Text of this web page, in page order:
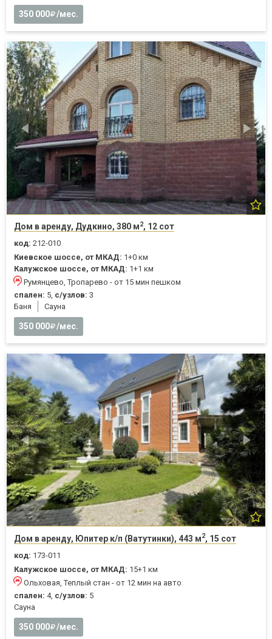
350 000 /мес.
Дом в аренду, Дудкино, 380 м2, 12 сот
код: 212-010
Киевское шоссе, от МКАД: 1+0 км
Калужское шоссе, от МКАД: 1+1 км
Румянцево, Тропарево - от 15 мин пешком
спален: 5, с/узлов: 3
Баня
Cауна
350 000 /мес.
Дом в аренду, Юпитер к/п (Ватутинки), 443 м2, 15 сот
код: 173-011
Калужское шоссе, от МКАД: 15+1 км
Ольховая, Теплый стан - от 12 мин на авто
спален: 4, с/узлов: 5
Cауна
350 000 /мес.